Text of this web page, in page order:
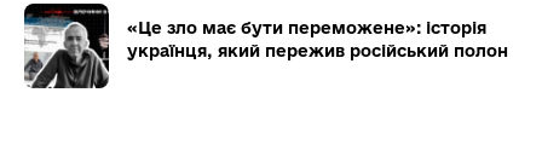
«Це зло має бути переможене»: історія
українця, який пережив російський полон